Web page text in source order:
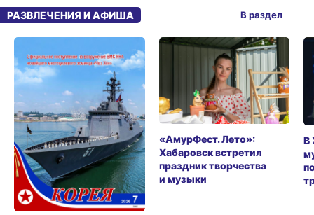
РАЗВЛЕЧЕНИЯ И АФИША
«АмурФест. Лето»:
Хабаровск встретил
праздник творчества
и музыки
В
В раздел